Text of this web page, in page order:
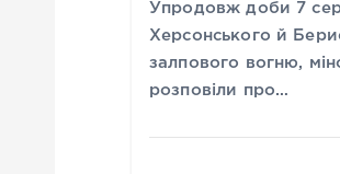
Упродовж доби 7
Херсонського й
залпового вогню,
розповіли про…